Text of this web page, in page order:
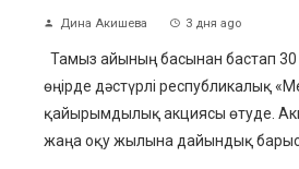
Дина Акишева 3 дня ago
Тамыз айының басынан бастап 30
өңірде дәстүрлі республикалық
қайырымдылық акциясы өтуде.
жаңа оқу жылына дайындық